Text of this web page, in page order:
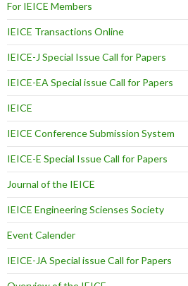
For IEICE Members
IEICE Transactions Online
IEICE-J Special Issue Call for Papers
IEICE-EA Special issue Call for Papers
IEICE
IEICE Conference Submission System
IEICE-E Special Issue Call for Papers
Journal of the IEICE
IEICE Engineering Scienses Society
Event Calender
IEICE-JA Special issue Call for Papers